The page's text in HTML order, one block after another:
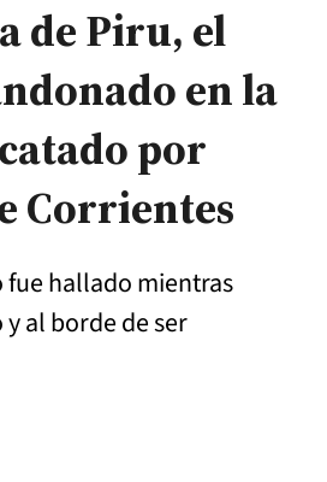
de Piru, el
en la
por
Corrientes
hallado mientras
al borde de ser